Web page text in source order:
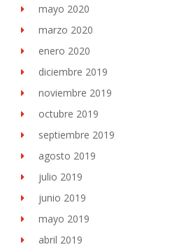
mayo 2020
marzo 2020
enero 2020
diciembre 2019
noviembre 2019
octubre 2019
septiembre 2019
agosto 2019
julio 2019
junio 2019
mayo 2019
abril 2019